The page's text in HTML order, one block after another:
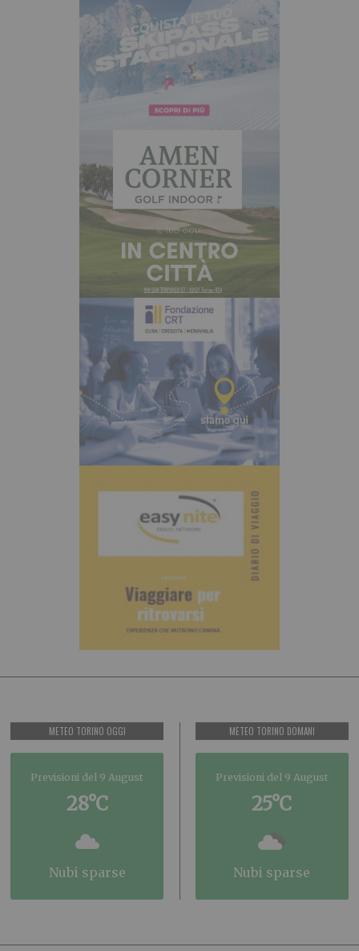
METEO TORINO OGGI
Previsioni del 9 August
28°C
nubi sparse
METEO TORINO DOMANI
Previsioni del 9 August
25°C
nubi sparse